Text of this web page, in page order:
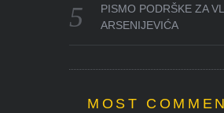
PISMO PODRŠKE ZA
ARSENIJEVIĆA
MOST